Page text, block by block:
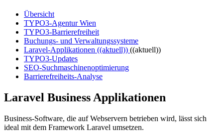
Übersicht
TYPO3-Agentur Wien
TYPO3-Barrierefreiheit
Buchungs- und Verwaltungssysteme
Laravel-Applikationen ((aktuell)) ((aktuell))
TYPO3-Updates
SEO-Suchmaschinenoptimierung
Barrierefreiheits-Analyse
Laravel Business Applikationen
Business-Software, die auf Webservern betrieben wird, lässt sich
ideal mit dem Framework Laravel umsetzen.